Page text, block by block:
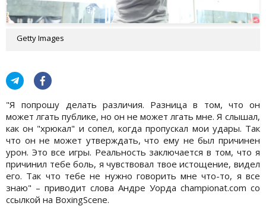
Getty Images
"Я попрошу делать различия. Разница в том, что он
может лгать публике, но он не может лгать мне. Я слышал,
как он "хрюкал" и сопел, когда пропускал мои удары. Так
что он не может утверждать, что ему не был причинен
урон. Это все игры. Реальность заключается в том, что я
причинил тебе боль, я чувствовал твое истощение, видел
его. Так что тебе не нужно говорить мне что-то, я все
знаю" – приводит слова Андре Уорда championat.com со
ссылкой на BoxingScene.